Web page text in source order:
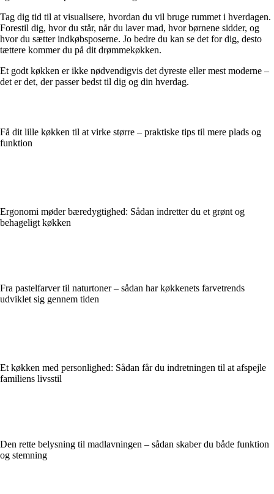
Tag dig tid til at visualisere, hvordan du vil bruge rummet i hverdagen.
Forestil dig, hvor du står, når du laver mad, hvor børnene sidder, og
hvor du sætter indkøbsposerne. Jo bedre du kan se det for dig, desto
tættere kommer du på dit drømmekøkken.
Et godt køkken er ikke nødvendigvis det dyreste eller mest moderne –
det er det, der passer bedst til dig og din hverdag.
Få dit lille køkken til at virke større – praktiske tips til mere plads og
funktion
Ergonomi møder bæredygtighed: Sådan indretter du et grønt og
behageligt køkken
Fra pastelfarver til naturtoner – sådan har køkkenets farvetrends
udviklet sig gennem tiden
Et køkken med personlighed: Sådan får du indretningen til at afspejle
familiens livsstil
Den rette belysning til madlavningen – sådan skaber du både funktion
og stemning